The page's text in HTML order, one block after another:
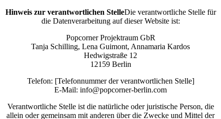
Hinweis zur verantwortlichen StelleDie verantwortliche Stelle für
die Datenverarbeitung auf dieser Website ist:
Popcorner Projektraum GbR
Tanja Schilling, Lena Guimont, Annamaria Kardos
Hedwigstraße 12
12159 Berlin
Telefon: [Telefonnummer der verantwortlichen Stelle]
E-Mail: info@popcorner-berlin.com
Verantwortliche Stelle ist die natürliche oder juristische Person, die
allein oder gemeinsam mit anderen über die Zwecke und Mittel der